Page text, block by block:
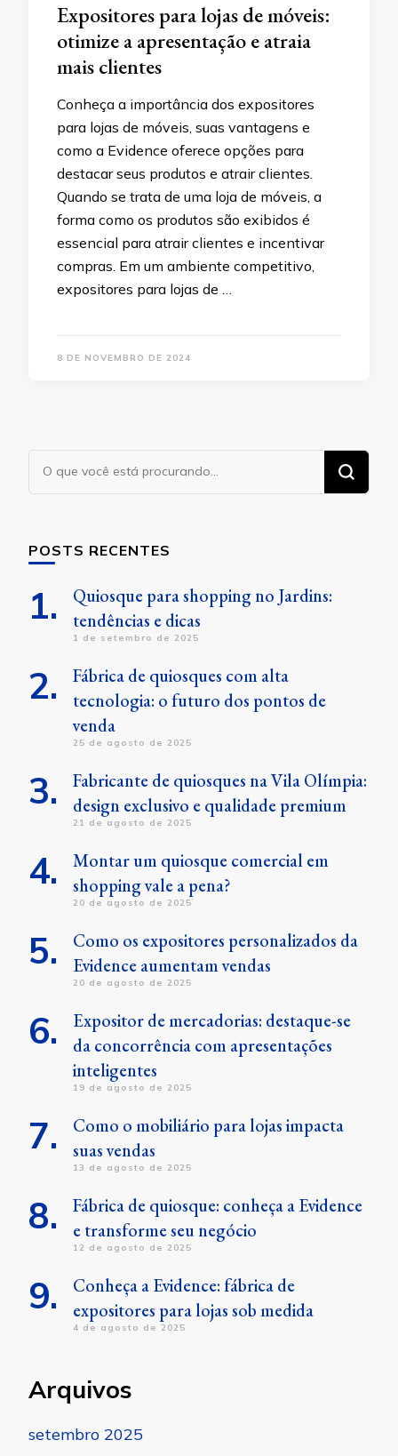
Expositores para lojas de móveis:
otimize a apresentação e atraia
mais clientes
Conheça a importância dos expositores
para lojas de móveis, suas vantagens e
como a Evidence oferece opções para
destacar seus produtos e atrair clientes.
Quando se trata de uma loja de móveis, a
forma como os produtos são exibidos é
essencial para atrair clientes e incentivar
compras. Em um ambiente competitivo,
expositores para lojas de …
8 DE NOVEMBRO DE 2024
Procurando
algo?
POSTS RECENTES
Quiosque para shopping no Jardins:
tendências e dicas
1 de setembro de 2025
Fábrica de quiosques com alta
tecnologia: o futuro dos pontos de
venda
25 de agosto de 2025
Fabricante de quiosques na Vila Olímpia:
design exclusivo e qualidade premium
21 de agosto de 2025
Montar um quiosque comercial em
shopping vale a pena?
20 de agosto de 2025
Como os expositores personalizados da
Evidence aumentam vendas
20 de agosto de 2025
Expositor de mercadorias: destaque-se
da concorrência com apresentações
inteligentes
19 de agosto de 2025
Como o mobiliário para lojas impacta
suas vendas
13 de agosto de 2025
Fábrica de quiosque: conheça a Evidence
e transforme seu negócio
12 de agosto de 2025
Conheça a Evidence: fábrica de
expositores para lojas sob medida
4 de agosto de 2025
Arquivos
setembro 2025